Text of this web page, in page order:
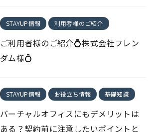
STAYUP情報 利用者様のご紹介
ご利用者様のご紹介💍株式会社フレン
ダム様💍
STAYUP情報 お役立ち情報 基礎知識
バーチャルオフィスにもデメリットは
ある？契約前に注意したいポイントと